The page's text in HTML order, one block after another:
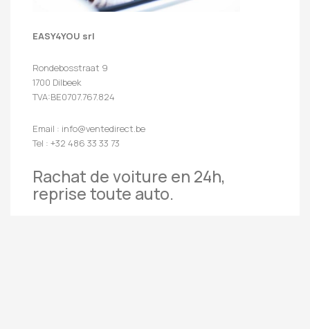
EASY4YOU srl
Rondebosstraat 9
1700 Dilbeek
TVA:BE0707.767.824
Email : info@ventedirect.be
Tel : +32 486 33 33 73
Rachat de voiture en 24h,
reprise toute auto.